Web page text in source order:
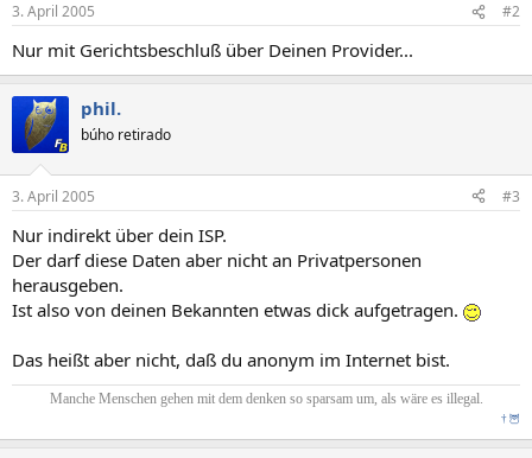
3. April 2005 #2
Nur mit Gerichtsbeschluß über Deinen Provider...
phil.
búho retirado
3. April 2005 #3
Nur indirekt über dein ISP.
Der darf diese Daten aber nicht an Privatpersonen
herausgeben.
Ist also von deinen Bekannten etwas dick aufgetragen.
Das heißt aber nicht, daß du anonym im Internet bist.
Manche Menschen gehen mit dem denken so sparsam um, als wäre es illegal.
† 🦉